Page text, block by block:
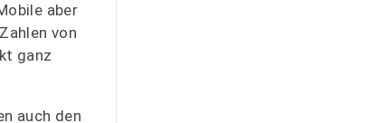
aber
von
ganz
auch den